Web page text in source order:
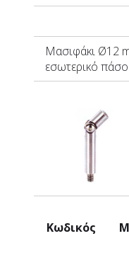
Μασιφάκι Ø12
εσωτερικό
Κωδικός